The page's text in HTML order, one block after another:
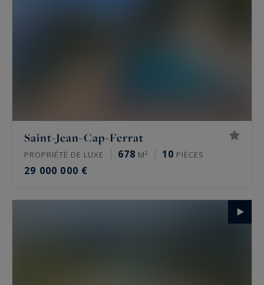
Saint-Jean-Cap-Ferrat
PROPRIÉTÉ DE LUXE 678 M² 10 PIÈCES
29 000 000 €